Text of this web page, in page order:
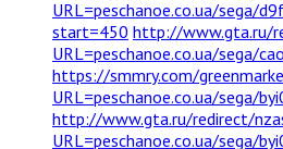
URL=peschanoe.co.ua/sega/
start=450 http://www.gta.ru/
URL=peschanoe.co.ua/sega/
https://smmry.com/
URL=peschanoe.co.ua/sega/
http://www.gta.ru/redirect/
URL=peschanoe.co.ua/sega/